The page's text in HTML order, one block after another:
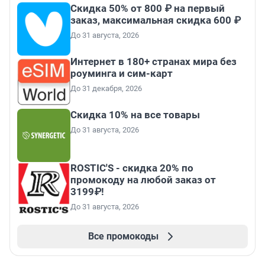
Скидка 50% от 800 ₽ на первый
заказ, максимальная скидка 600 ₽
До 31 августа, 2026
Интернет в 180+ странах мира без
роуминга и сим-карт
До 31 декабря, 2026
Скидка 10% на все товары
До 31 августа, 2026
ROSTIC'S - скидка 20% по
промокоду на любой заказ от
3199₽!
До 31 августа, 2026
Все промокоды